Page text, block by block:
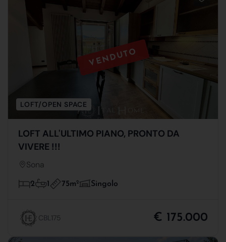
VENDUTO
LOFT/OPEN SPACE
LOFT ALL'ULTIMO PIANO, PRONTO DA
VIVERE !!!
Sona
2 1 75m2 Singolo
CBL175 € 175.000